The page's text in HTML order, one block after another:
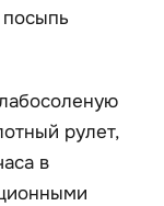
рулет,
в